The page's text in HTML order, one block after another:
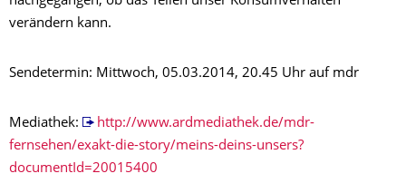
verändern kann.
Sendetermin: Mittwoch, 05.03.2014, 20.45 Uhr auf mdr
Mediathek:
http://www.ardmediathek.de/mdr-
fernsehen/exakt-die-story/meins-deins-unsers?
documentId=20015400